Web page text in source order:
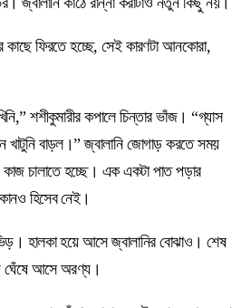
ফিরতে হচ্ছে, সেই কারণটা আনকোরা,
শশীকুমারীর কপালে চিন্তার ভাঁজ। “গ্যাস
বাড়ল।” জ্বালানি জোগাড় করতে সময়
কাজ চালাতে হচ্ছে। এক একটা পাত পড়ার
হিসেব নেই।
হালকা হয়ে আসে জ্বালানির বোঝাও। শেষ
ঘেঁষে আসে অরণ্য।